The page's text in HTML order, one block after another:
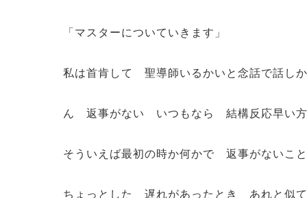
「マスターについていきます」
私は首肯して 聖導師いるかいと念話で話し
ん 返事がない いつもなら 結構反応早い方
そういえば最初の時か何かで 返事がないこ
ちょっとした 遅れがあったとき あれと似